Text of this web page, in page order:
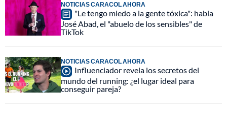
NOTICIAS CARACOL AHORA
"Le tengo miedo a la gente tóxica": habla
José Abad, el "abuelo de los sensibles" de
TikTok
NOTICIAS CARACOL AHORA
Influenciador revela los secretos del
mundo del running: ¿el lugar ideal para
conseguir pareja?